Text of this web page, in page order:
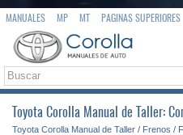
MANUALES MP MT PAGINAS SUPERIORES
Toyota Corolla Manual de Taller:
Toyota Corolla Manual de Taller / Frenos /